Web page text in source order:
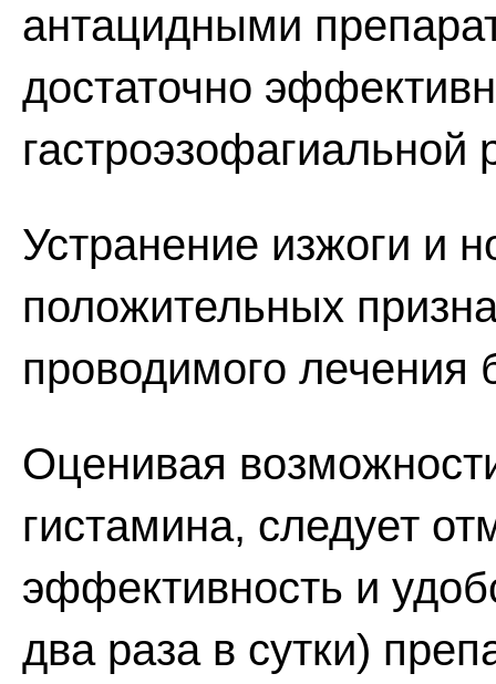
антацидными
достаточно
Устранение изжоги и
положительных
проводимого лечения
Оценивая
гистамина, следует
эффективность и
два раза в сутки)